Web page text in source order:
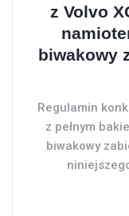
z Volvo
biwakowy
Regulamin
z pełnym
biwakowy